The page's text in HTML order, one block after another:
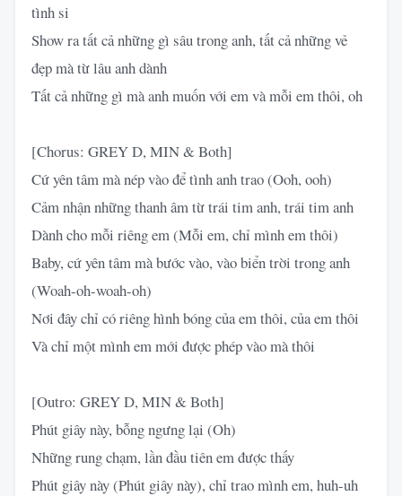
tình si
Show ra tất cả những gì sâu trong anh, tất cả những vẻ
đẹp mà từ lâu anh dành
Tất cả những gì mà anh muốn với em và mỗi em thôi, oh
[Chorus: GREY D, MIN & Both]
Cứ yên tâm mà nép vào để tình anh trao (Ooh, ooh)
Cảm nhận những thanh âm từ trái tim anh, trái tim anh
Dành cho mỗi riêng em (Mỗi em, chỉ mình em thôi)
Baby, cứ yên tâm mà bước vào, vào biển trời trong anh
(Woah-oh-woah-oh)
Nơi đây chỉ có riêng hình bóng của em thôi, của em thôi
Và chỉ một mình em mới được phép vào mà thôi
[Outro: GREY D, MIN & Both]
Phút giây này, bỗng ngưng lại (Oh)
Những rung chạm, lần đầu tiên em được thấy
Phút giây này (Phút giây này), chỉ trao mình em, huh-uh